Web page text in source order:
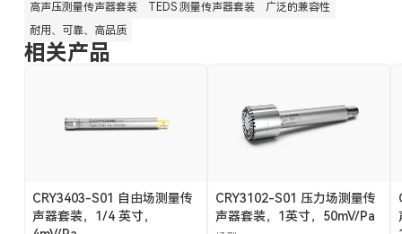
高声压测量传声器套装 TEDS 测量传声器套装
广泛的兼容性
耐用、可靠、高品质
相关产品
CRY3403-S01 自由场测量传
声器套装，1/4 英寸，
CRY3102-S01 压力场测量传
声器套装，1英寸，50mV/Pa